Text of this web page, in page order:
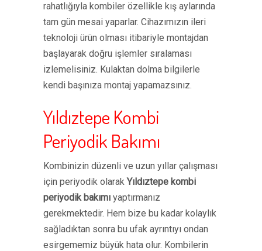
rahatlığıyla kombiler özellikle kış aylarında
tam gün mesai yaparlar. Cihazımızın ileri
teknoloji ürün olması itibariyle montajdan
başlayarak doğru işlemler sıralaması
izlemelisiniz. Kulaktan dolma bilgilerle
kendi başınıza montaj yapamazsınız.
Yıldıztepe Kombi
Periyodik Bakımı
Kombinizin düzenli ve uzun yıllar çalışması
için periyodik olarakYıldıztepe kombi
periyodik bakımı yaptırmanız
gerekmektedir. Hem bize bu kadar kolaylık
sağladıktan sonra bu ufak ayrıntıyı ondan
esirgememiz büyük hata olur. Kombilerin